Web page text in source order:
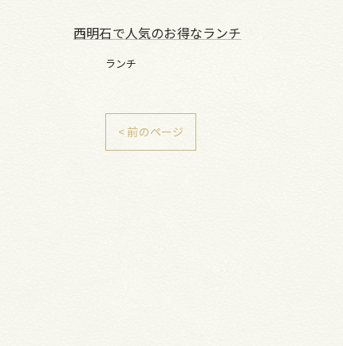
西明石で人気のお得なランチ
ランチ
< 前のページ